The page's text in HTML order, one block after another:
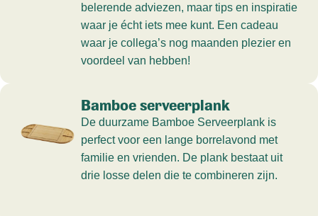
belerende adviezen, maar tips en inspiratie
waar je écht iets mee kunt. Een cadeau
waar je collega’s nog maanden plezier en
voordeel van hebben!
Bamboe serveerplank
De duurzame Bamboe Serveerplank is
perfect voor een lange borrelavond met
familie en vrienden. De plank bestaat uit
drie losse delen die te combineren zijn.